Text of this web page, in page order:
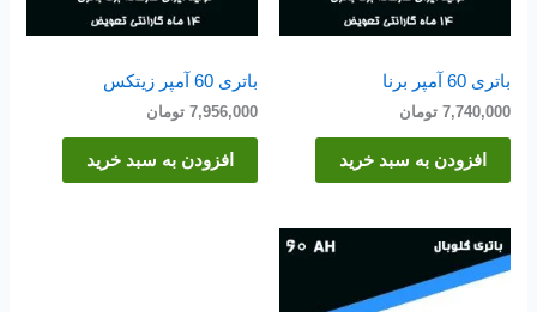
باتری 60 آمپر برنا
7,740,000 تومان
افزودن به سبد خرید
باتری 60 آمپر زیتکس
7,956,000 تومان
افزودن به سبد خرید